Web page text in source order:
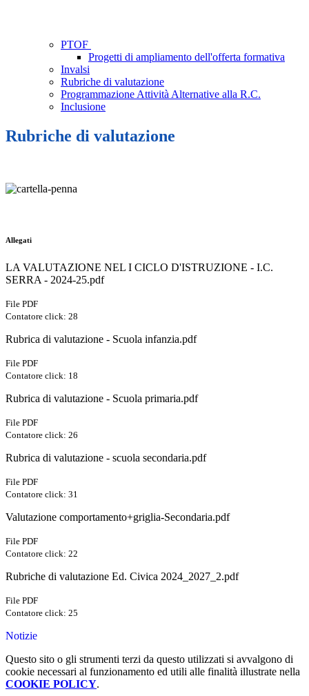
PTOF
Progetti di ampliamento dell'offerta formativa
Invalsi
Rubriche di valutazione
Programmazione Attività Alternative alla R.C.
Inclusione
Rubriche di valutazione
Allegati
LA VALUTAZIONE NEL I CICLO D'ISTRUZIONE - I.C.
SERRA - 2024-25.pdf
File PDF
Contatore click: 28
Rubrica di valutazione - Scuola infanzia.pdf
File PDF
Contatore click: 18
Rubrica di valutazione - Scuola primaria.pdf
File PDF
Contatore click: 26
Rubrica di valutazione - scuola secondaria.pdf
File PDF
Contatore click: 31
Valutazione comportamento+griglia-Secondaria.pdf
File PDF
Contatore click: 22
Rubriche di valutazione Ed. Civica 2024_2027_2.pdf
File PDF
Contatore click: 25
Notizie
Questo sito o gli strumenti terzi da questo utilizzati si avvalgono di
cookie necessari al funzionamento ed utili alle finalità illustrate nella
COOKIE POLICY.